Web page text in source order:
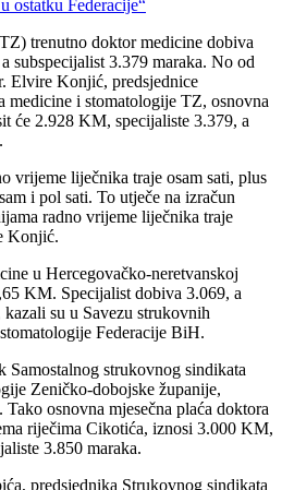
ostatku Federacije“
trenutno doktor medicine dobiva
subspecijalist 3.379 maraka. No od
Elvire Konjić, predsjednice
medicine i stomatologije TZ, osnovna
će 2.928 KM, specijaliste 3.379, a
vrijeme liječnika traje osam sati, plus
i pol sati. To utječe na izračun
radno vrijeme liječnika traje
Konjić.
u Hercegovačko-neretvanskoj
KM. Specijalist dobiva 3.069, a
su u Savezu strukovnih
Federacije BiH.
strukovnog sindikata
Zeničko-dobojske županije,
osnovna mjesečna plaća doktora
riječima Cikotića, iznosi 3.000 KM,
3.850 maraka.
predsjednika Strukovnog sindikata